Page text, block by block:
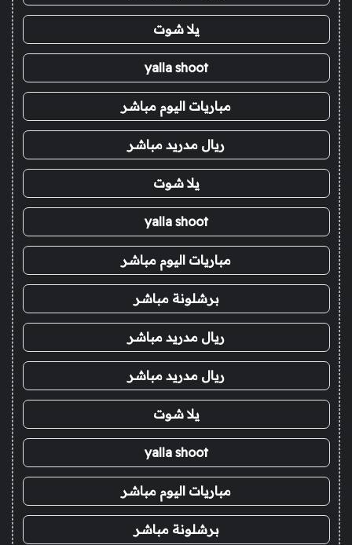
يلا شوت
yalla shoot
مباريات اليوم مباشر
ريال مدريد مباشر
يلا شوت
yalla shoot
مباريات اليوم مباشر
برشلونة مباشر
ريال مدريد مباشر
ريال مدريد مباشر
يلا شوت
yalla shoot
مباريات اليوم مباشر
برشلونة مباشر